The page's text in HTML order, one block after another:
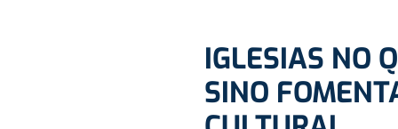
IGLESIAS NO
SINO